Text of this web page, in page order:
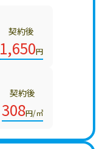
契約後
1,650円
契約後
308円/㎥